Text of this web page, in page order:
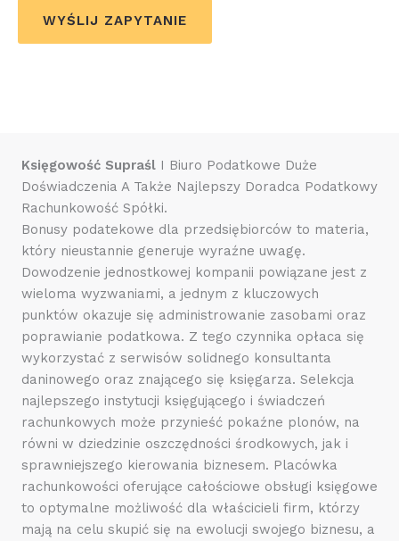
WYŚLIJ ZAPYTANIE
Księgowość Supraśl I Biuro Podatkowe Duże
Doświadczenia A Także Najlepszy Doradca Podatkowy
Rachunkowość Spółki.
Bonusy podatekowe dla przedsiębiorców to materia,
który nieustannie generuje wyraźne uwagę.
Dowodzenie jednostkowej kompanii powiązane jest z
wieloma wyzwaniami, a jednym z kluczowych
punktów okazuje się administrowanie zasobami oraz
poprawianie podatkowa. Z tego czynnika opłaca się
wykorzystać z serwisów solidnego konsultanta
daninowego oraz znającego się księgarza. Selekcja
najlepszego instytucji księgującego i świadczeń
rachunkowych może przynieść pokaźne plonów, na
równi w dziedzinie oszczędności środkowych, jak i
sprawniejszego kierowania biznesem. Placówka
rachunkowości oferujące całościowe obsługi księgowe
to optymalne możliwość dla właścicieli firm, którzy
mają na celu skupić się na ewolucji swojego biznesu, a